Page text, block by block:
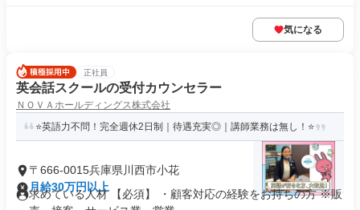
気になる
正社員
英会話スクールの受付カウンセラー
ＮＯＶＡホールディングス株式会社
⭐英語力不問！完全週休2日制｜待遇充実◎｜講師業務は無し！⭐
〒666-0015兵庫県川西市小花
月給30万円以上
求めている人材 【必須】 ・顧客対応の経験をお持ちの方 ※販